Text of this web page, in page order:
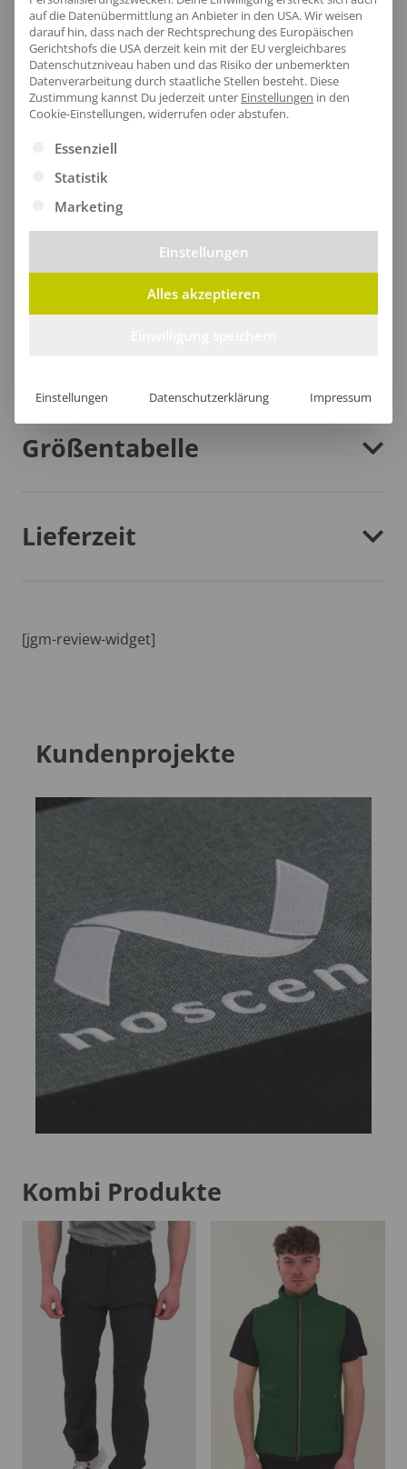
Praktischer Tragegriff
Der handliche Tragegriff ermöglicht ein müheloses
Anheben des Rucksacks, während das innovative
Verschlusssystem und das gepolsterte Hauptfach
Größentabelle
Lieferzeit
[jgm-review-widget]
Kundenprojekte
Kombi Produkte
auf die Datenübermittlung an Anbieter in den USA. Wir weisen
darauf hin, dass nach der Rechtsprechung des Europäischen
Gerichtshofs die USA derzeit kein mit der EU vergleichbares
Datenschutzniveau haben und das Risiko der unbemerkten
Datenverarbeitung durch staatliche Stellen besteht. Diese
Zustimmung kannst Du jederzeit unter Einstellungen in den
Cookie-Einstellungen, widerrufen oder abstufen.
Es folgt eine Liste der Service-Gruppen, für die eine
Essenziell
Statistik
Marketing
Einstellungen
Alles akzeptieren
Einstellungen Datenschutzerklärung Impressum